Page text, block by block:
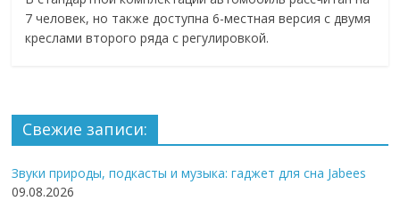
7 человек, но также доступна 6-местная версия с двумя
креслами второго ряда с регулировкой.
Свежие записи:
Звуки природы, подкасты и музыка: гаджет для сна Jabees
09.08.2026